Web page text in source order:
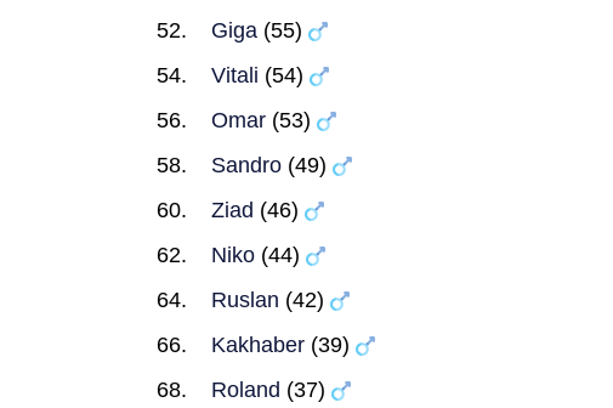
Giga(55)
Vitali (54)
Omar(53)
Sandro(49)
Ziad (46)
Niko(44)
Ruslan (42)
Kakhaber(39)
Roland (37)